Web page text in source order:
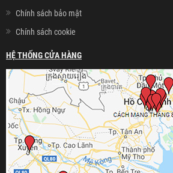
Chính sách bảo mật
Chính sách cookie
HỆ THỐNG CỬA HÀNG